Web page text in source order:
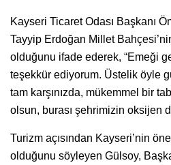
Kayseri Ticaret Odası Başkanı
Tayyip Erdoğan Millet
olduğunu ifade ederek, “Emeği
teşekkür ediyorum. Üstelik öyle
tam karşınızda, mükemmel bir
olsun, burası şehrimizin oksijen
Turizm açısından Kayseri’nin
olduğunu söyleyen Gülsoy,